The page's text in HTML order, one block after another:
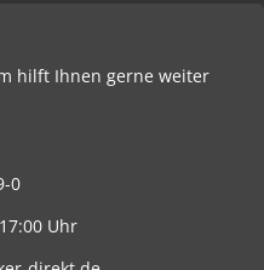
hilft Ihnen gerne weiter
0
Uhr